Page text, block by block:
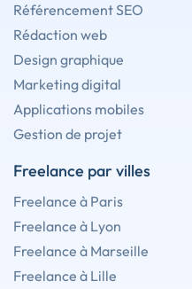
Référencement SEO
Rédaction web
Design graphique
Marketing digital
Applications mobiles
Gestion de projet
Freelance par villes
Freelance à Paris
Freelance à Lyon
Freelance à Marseille
Freelance à Lille